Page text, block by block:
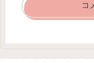
コ